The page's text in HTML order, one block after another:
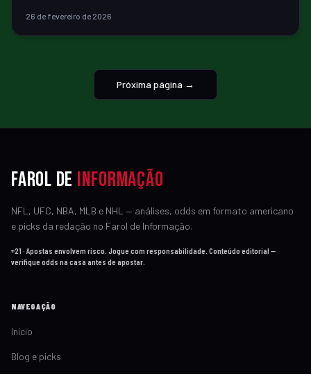
26 de fevereiro de 2026
Próxima página →
Farol de Informação
NFL, UFC, NBA, MLB e NHL — análises, odds em formato americano
e picks da redação no Farol de Informação.
+21 · Apostas envolvem risco. Jogue com responsabilidade. Conteúdo editorial —
verifique odds na casa antes de apostar.
NAVEGAÇÃO
Início
Blog e picks